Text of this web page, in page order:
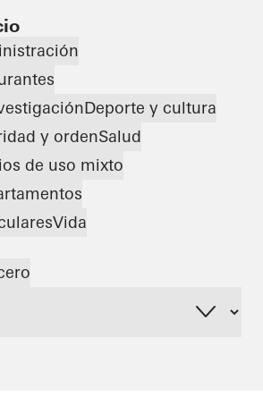
Deporte y cultura
y ordenSalud
de uso mixto
Vida